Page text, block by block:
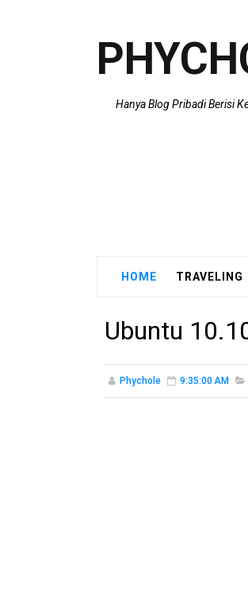
Hanya Blog Pribadi Berisi
HOME TRAVELING
Ubuntu
Phychole 9:35:00 AM